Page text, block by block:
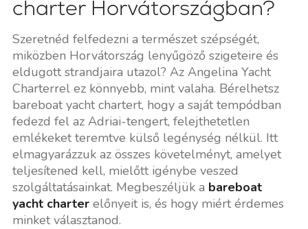
charter Horvátországban?
Szeretnéd felfedezni a természet szépségét,
miközben Horvátország lenyűgöző szigeteire és
eldugott strandjaira utazol? Az Angelina Yacht
Charterrel ez könnyebb, mint valaha. Bérelhetsz
bareboat yacht chartert, hogy a saját tempódban
fedezd fel az Adriai-tengert, felejthetetlen
emlékeket teremtve külső legénység nélkül. Itt
elmagyarázzuk az összes követelményt, amelyet
teljesítened kell, mielőtt igénybe veszed
szolgáltatásainkat. Megbeszéljük a bareboat
yacht charterelőnyeit is, és hogy miért érdemes
minket választanod.